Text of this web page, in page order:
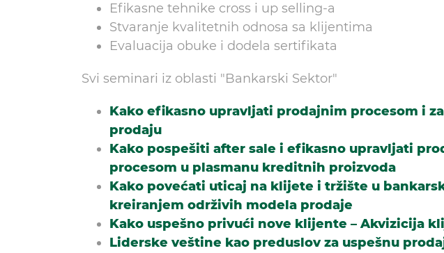
Efikasne tehnike cross i up selling-a
Stvaranje kvalitetnih odnosa sa klijentima
Evaluacija obuke i dodela sertifikata
Svi seminari iz oblasti "Bankarski Sektor"
Kako efikasno upravljati prodajnim procesom i
prodaju
Kako pospešiti after sale i efikasno upravljati
procesom u plasmanu kreditnih proizvoda
Kako povećati uticaj na klijete i tržište u
kreiranjem održivih modela prodaje
Kako uspešno privući nove klijente – Akvizicija
Liderske veštine kao preduslov za uspešnu